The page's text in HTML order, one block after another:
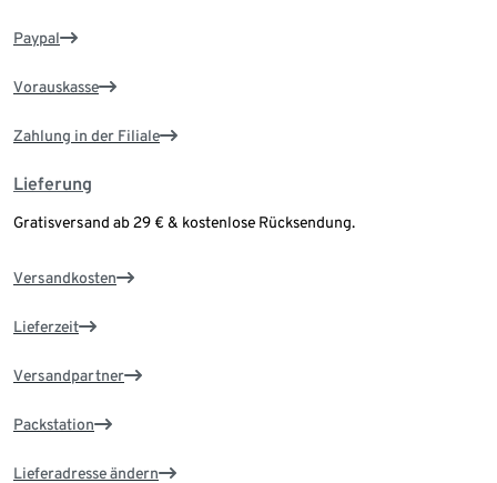
Paypal
Vorauskasse
Zahlung in der Filiale
Lieferung
Gratisversand ab 29 € & kostenlose Rücksendung.
Versandkosten
Lieferzeit
Versandpartner
Packstation
Lieferadresse ändern